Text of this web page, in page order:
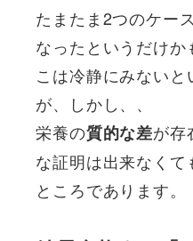
たまたま2つのケー
なったというだけ
こは冷静にみないと
が、しかし、、
栄養の質的な差が存
な証明は出来なく
ところであります。